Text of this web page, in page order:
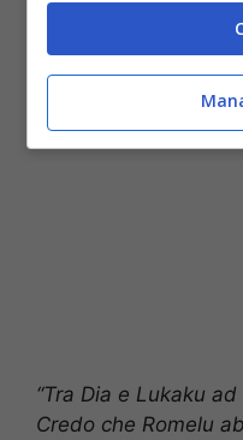
, ha parlato
“Tra Dia e Lukaku
Credo che Romelu